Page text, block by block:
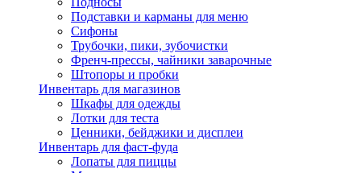
Подставки и карманы для меню
Сифоны
Трубочки, пики, зубочистки
Френч-прессы, чайники заварочные
Штопоры и пробки
Инвентарь для магазинов
Шкафы для одежды
Лотки для теста
Ценники, бейджики и дисплеи
Инвентарь для фаст-фуда
Лопаты для пиццы